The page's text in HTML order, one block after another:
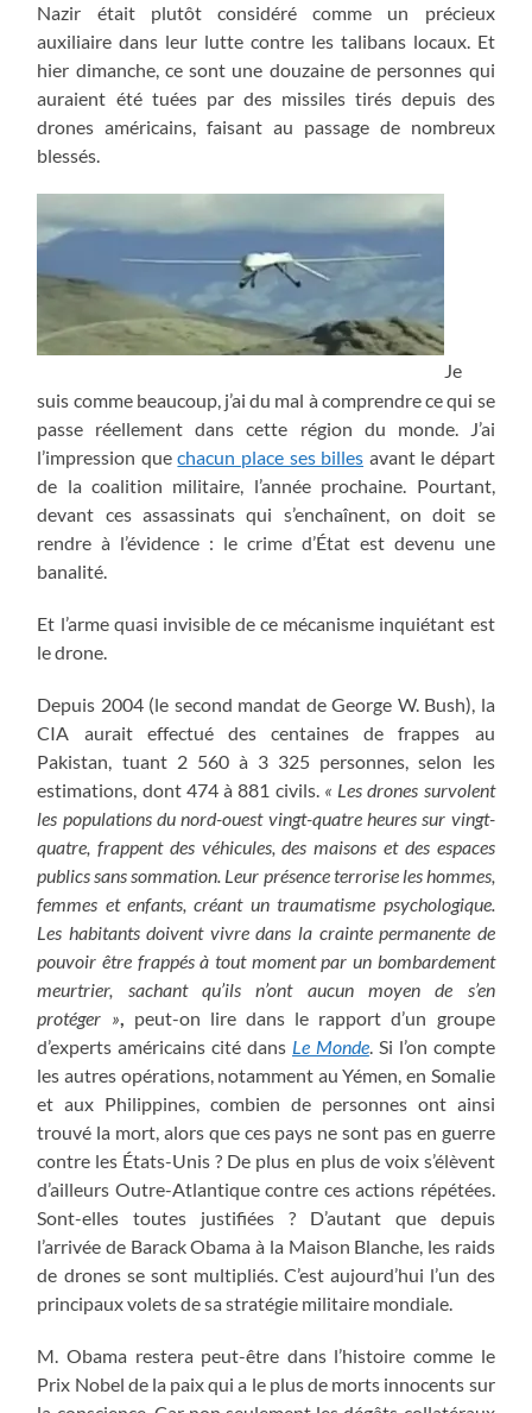
Nazir était plutôt considéré comme un précieux
auxiliaire dans leur lutte contre les talibans locaux. Et
hier dimanche, ce sont une douzaine de personnes qui
auraient été tuées par des missiles tirés depuis des
drones américains, faisant au passage de nombreux
blessés.
Je
suis comme beaucoup, j’ai du mal à comprendre ce qui se
passe réellement dans cette région du monde. J’ai
l’impression quechacun place ses billes avant le départ
de la coalition militaire, l’année prochaine. Pourtant,
devant ces assassinats qui s’enchaînent, on doit se
rendre à l’évidence : le crime d’État est devenu une
banalité.
Et l’arme quasi invisible de ce mécanisme inquiétant est
le drone.
Depuis 2004 (le second mandat de George W. Bush), la
CIA aurait effectué des centaines de frappes au
Pakistan, tuant 2 560 à 3 325 personnes, selon les
estimations, dont 474 à 881 civils. « Les drones survolent
les populations du nord-ouest vingt-quatre heures sur vingt-
quatre, frappent des véhicules, des maisons et des espaces
publics sans sommation. Leur présence terrorise les hommes,
femmes et enfants, créant un traumatisme psychologique.
Les habitants doivent vivre dans la crainte permanente de
pouvoir être frappés à tout moment par un bombardement
meurtrier, sachant qu’ils n’ont aucun moyen de s’en
protéger »
peut-on lire dans le rapport d’un groupe
d’experts américains cité dans Le Monde. Si l’on compte
les autres opérations, notamment au Yémen, en Somalie
et aux Philippines, combien de personnes ont ainsi
trouvé la mort, alors que ces pays ne sont pas en guerre
contre les États-Unis ? De plus en plus de voix s’élèvent
d’ailleurs Outre-Atlantique contre ces actions répétées.
Sont-elles toutes justifiées ? D’autant que depuis
l’arrivée de Barack Obama à la Maison Blanche, les raids
de drones se sont multipliés. C’est aujourd’hui l’un des
principaux volets de sa stratégie militaire mondiale.
M. Obama restera peut-être dans l’histoire comme le
Prix Nobel de la paix qui a le plus de morts innocents sur